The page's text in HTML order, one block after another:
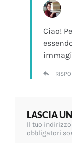
Ciao!
LASCIA
Il tuo
obbligatori